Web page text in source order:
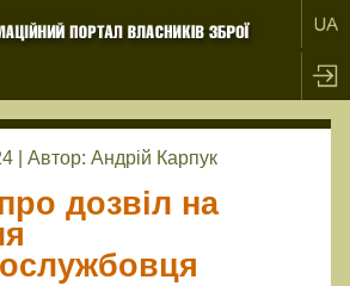
| Автор: Андрій Карпук
дозвіл на